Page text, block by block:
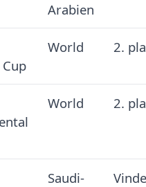
Arabien
World 2.
World 2.
Saudi-